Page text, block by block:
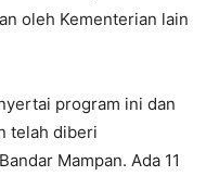
oleh Kementerian lain
program ini dan
telah diberi
Mampan. Ada 11